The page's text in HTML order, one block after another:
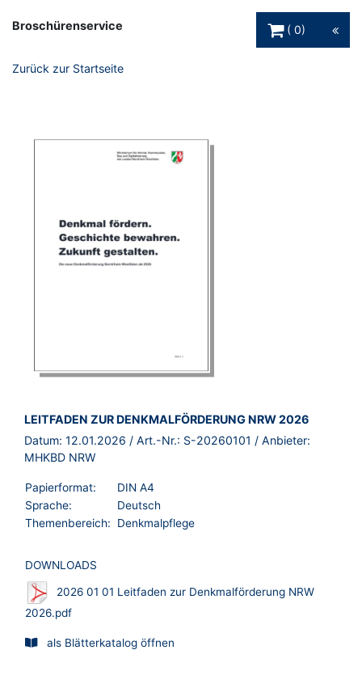
Broschürenservice
0
Zurück zur Startseite
BROSCHÜRE:
LEITFADEN ZUR DENKMALFÖRDERUNG NRW 2026
Datum: 12.01.2026 / Art.-Nr.: S-20260101 / Anbieter:
MHKBD NRW
Papierformat:
DIN A4
Sprache:
Deutsch
Themenbereich:
Denkmalpflege
DOWNLOADS
2026 01 01 Leitfaden zur Denkmalförderung NRW
2026.pdf
als Blätterkatalog öffnen